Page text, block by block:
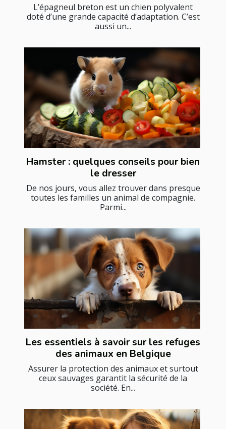
L’épagneul breton est un chien polyvalent
doté d’une grande capacité d’adaptation. C’est
aussi un...
Hamster : quelques conseils pour bien
le dresser
De nos jours, vous allez trouver dans presque
toutes les familles un animal de compagnie.
Parmi...
Les essentiels à savoir sur les refuges
des animaux en Belgique
Assurer la protection des animaux et surtout
ceux sauvages garantit la sécurité de la
société. En...